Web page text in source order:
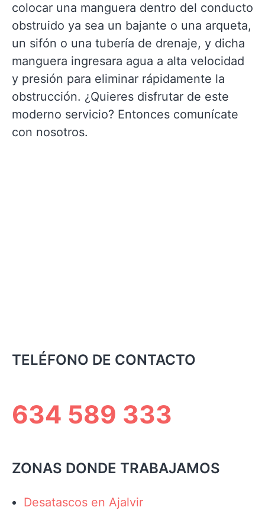
colocar una manguera dentro del conducto
obstruido ya sea un bajante o una arqueta,
un sifón o una tubería de drenaje, y dicha
manguera ingresara agua a alta velocidad
y presión para eliminar rápidamente la
obstrucción. ¿Quieres disfrutar de este
moderno servicio? Entonces comunícate
con nosotros.
TELÉFONO DE CONTACTO
634 589 333
ZONAS DONDE TRABAJAMOS
Desatascos en Ajalvir